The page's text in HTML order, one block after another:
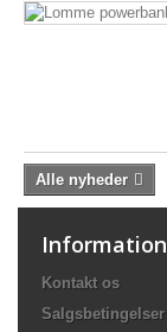
Alle nyheder
Information
Kontakt os
Salgsbetingelser